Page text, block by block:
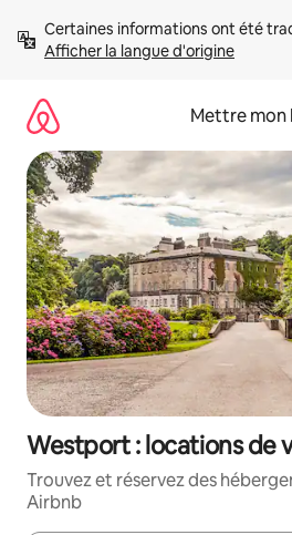
directement
Afficher la langue d'origine
Mettre mon
Westport : locations de
Trouvez et réservez des
Airbnb